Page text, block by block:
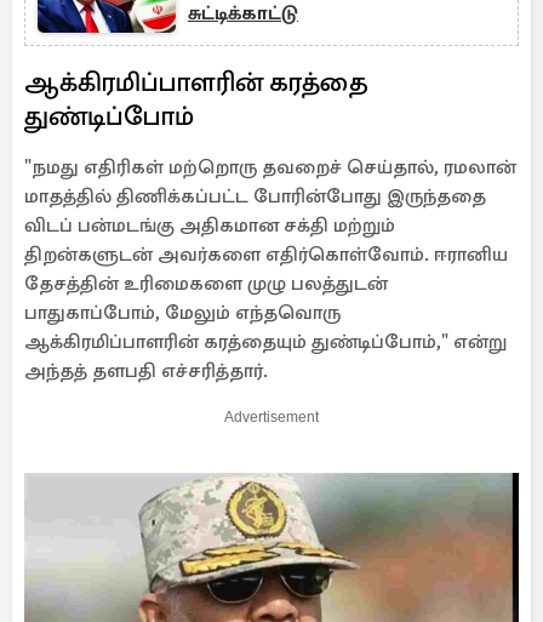
சுட்டிக்காட்டு
ஆக்கிரமிப்பாளரின் கரத்தை
துண்டிப்போம்
"நமது எதிரிகள் மற்றொரு தவறைச் செய்தால், ரமலான்
மாதத்தில் திணிக்கப்பட்ட போரின்போது இருந்ததை
விடப் பன்மடங்கு அதிகமான சக்தி மற்றும்
திறன்களுடன் அவர்களை எதிர்கொள்வோம். ஈரானிய
தேசத்தின் உரிமைகளை முழு பலத்துடன்
பாதுகாப்போம், மேலும் எந்தவொரு
ஆக்கிரமிப்பாளரின் கரத்தையும் துண்டிப்போம்," என்று
அந்தத் தளபதி எச்சரித்தார்.
Advertisement